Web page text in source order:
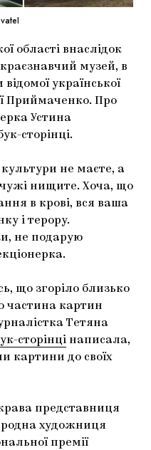
ПЛАТФОРМА
РІЗДВЯНІ СВЯТА
області внаслідок
краєзнавчий музей, в
української
Приймаченко. Про
Устина
сторінці.
культури не маєте, а
чужі нищите. Хоча, що
в крові, вся ваша
і терору.
не подарую
що згоріло близько
частина картин
Тетяна
сторінці написала,
картини до своїх
представниця
художниця
премії